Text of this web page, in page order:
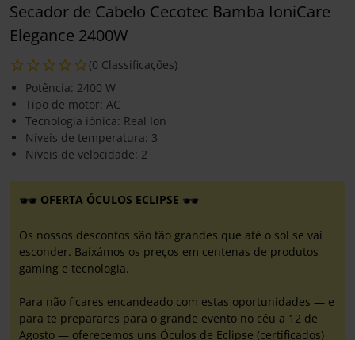
Secador de Cabelo Cecotec Bamba IoniCare
Elegance 2400W
(0 Classificações)
Potência: 2400 W
Tipo de motor: AC
Tecnologia iónica: Real Ion
Níveis de temperatura: 3
Níveis de velocidade: 2
OFERTA ÓCULOS ECLIPSE
Os nossos descontos são tão grandes que até o sol se vai
esconder. Baixámos os preços em centenas de produtos
gaming e tecnologia.
Para não ficares encandeado com estas oportunidades — e
para te preparares para o grande evento no céu a 12 de
Agosto — oferecemos uns Óculos de Eclipse (certificados)